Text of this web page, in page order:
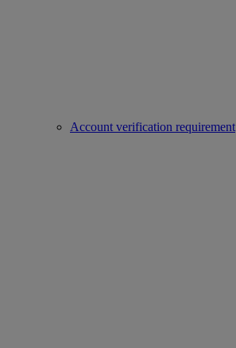
Account verification requirement